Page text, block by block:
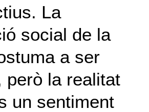
La
social de la
a ser
però la realitat
un sentiment